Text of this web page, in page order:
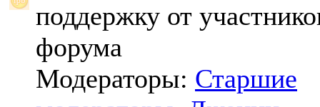
поддержку от
форума
Модераторы: Старшие